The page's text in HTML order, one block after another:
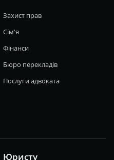
Захист прав
Сім'я
Фінанси
Бюро перекладів
Послуги адвоката
Юристу